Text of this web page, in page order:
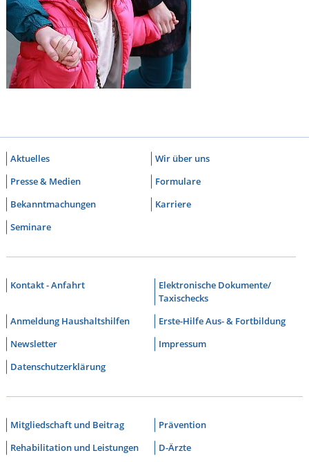
Aktuelles
Wir über uns
Presse & Medien
Formulare
Bekanntmachungen
Karriere
Seminare
Kontakt - Anfahrt
Elektronische Dokumente/
Taxischecks
Anmeldung Haushaltshilfen
Erste-Hilfe Aus- & Fortbildung
Newsletter
Impressum
Datenschutzerklärung
Mitgliedschaft und Beitrag
Prävention
Rehabilitation und Leistungen
D-Ärzte